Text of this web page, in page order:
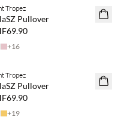
Tropez
Pullover
+16
Tropez
Pullover
+19